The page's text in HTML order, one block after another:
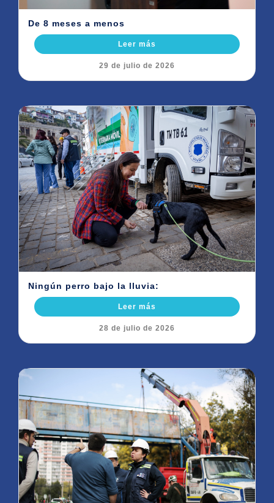
De 8 meses a menos
Leer más
29 de julio de 2026
Ningún perro bajo la lluvia:
Leer más
28 de julio de 2026